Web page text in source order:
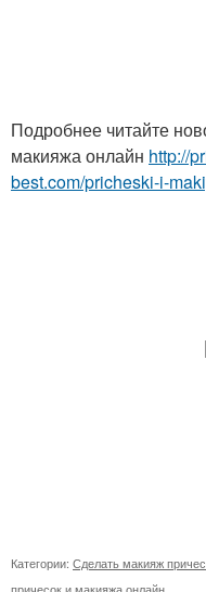
Подробнее читайте
макияжа онлайн http://
best.com/pricheski-i-
Категории: Сделать макияж